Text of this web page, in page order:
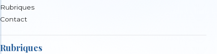
Rubriques
Contact
Rubriques